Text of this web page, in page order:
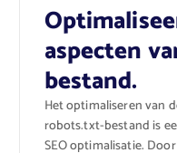
aspecten
bestand.
Het optimaliseren van
robots.txt-bestand is
SEO optimalisatie.